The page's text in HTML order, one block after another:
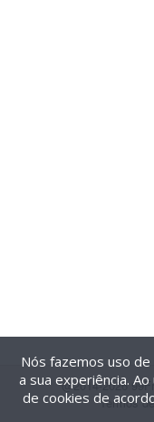
@2014-2026
Termos
Nós fazemos uso
a sua experiência.
de cookies de